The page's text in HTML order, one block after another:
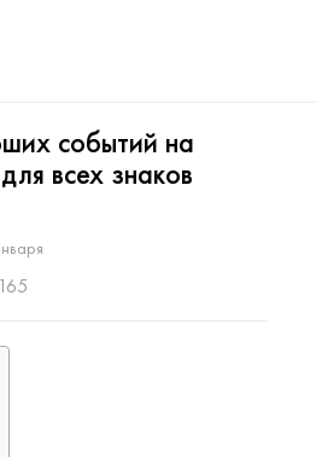
событий на
всех знаков
165